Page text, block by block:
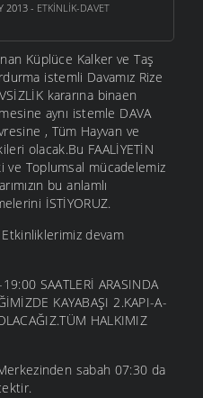
2013 - ETKINLIK-DAVET
Küplüce Kalker ve Taş
istemli Davamız Rize
kararına binaen
aynı istemle DAVA
, Tüm Hayvan ve
olacak.Bu FAALİYETİN
ve Toplumsal mücadelemiz
bu anlamlı
İSTİYORUZ.
Etkinliklerimiz devam
SAATLERİ ARASINDA
KAYABAŞI 2.KAPI-A-
HALKIMIZ
sabah 07:30 da